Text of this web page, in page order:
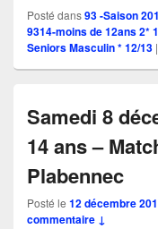
Posté dans93 -Saison
9314-moins de 12ans 2*
Seniors Masculin * 12/13 |
Samedi 8
14 ans –
Plabennec
Posté le 12 décembre
commentaire ↓